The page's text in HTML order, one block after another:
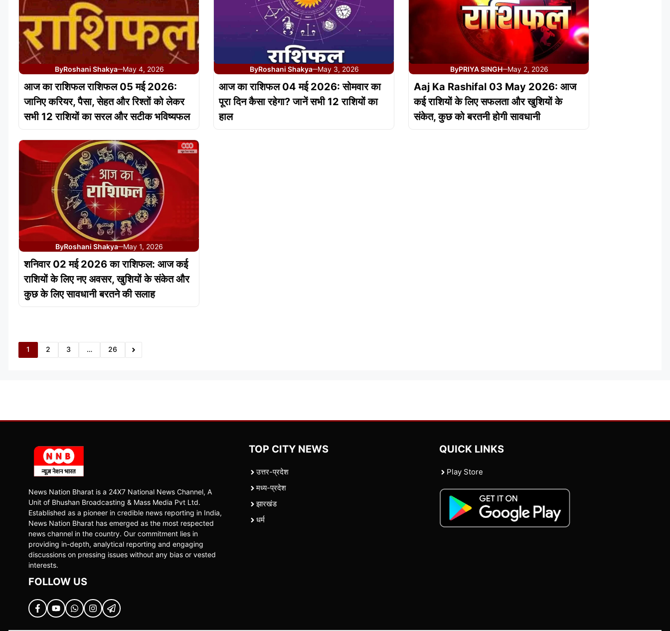
ByRoshani Shakya—May 4, 2026
आज का राशिफल राशिफल 05 मई 2026:
जानिए करियर, पैसा, सेहत और रिश्तों को लेकर
सभी 12 राशियों का सरल और सटीक भविष्यफल
ByRoshani Shakya—May 3, 2026
आज का राशिफल 04 मई 2026: सोमवार का
पूरा दिन कैसा रहेगा? जानें सभी 12 राशियों का
हाल
ByPRIYA SINGH—May 2, 2026
Aaj Ka Rashifal 03 May 2026: आज
कई राशियों के लिए सफलता और खुशियों के
संकेत, कुछ को बरतनी होगी सावधानी
ByRoshani Shakya—May 1, 2026
शनिवार 02 मई 2026 का राशिफल: आज कई
राशियों के लिए नए अवसर, खुशियों के संकेत और
कुछ के लिए सावधानी बरतने की सलाह
1 2 3 … 26
News Nation Bharat is a 24X7 National News Channel, A
Unit of Bhushan Broadcasting & Mass Media Pvt Ltd.
Established as a pioneer in credible news reporting in India,
News Nation Bharat has emerged as the most respected
news channel in the country. Our commitment lies in
providing in-depth, analytical reporting and engaging
discussions on pressing issues without any bias or vested
interests.
FOLLOW US
TOP CITY NEWS
उत्तर-प्रदेश
मध्य-प्रदेश
झारखंड
धर्म
QUICK LINKS
Play Store